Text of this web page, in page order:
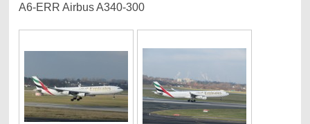
A6-ERR Airbus A340-300